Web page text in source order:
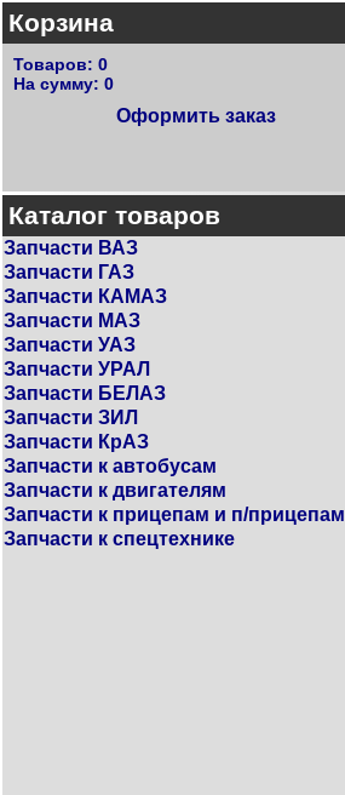
Корзина
Товаров: 0
На сумму: 0
Оформить заказ
Каталог товаров
Запчасти ВАЗ
Запчасти ГАЗ
Запчасти КАМАЗ
Запчасти МАЗ
Запчасти УАЗ
Запчасти УРАЛ
Запчасти БЕЛАЗ
Запчасти ЗИЛ
Запчасти КрАЗ
Запчасти к автобусам
Запчасти к двигателям
Запчасти к прицепам и п/прицепам
Запчасти к спецтехнике